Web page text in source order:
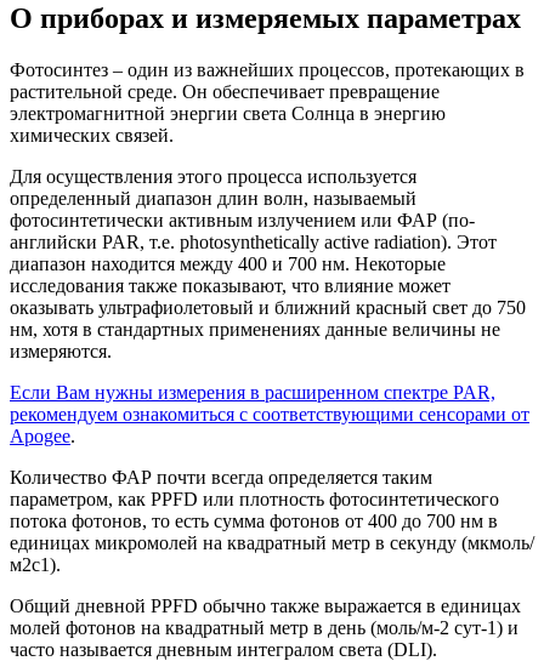
О приборах и измеряемых параметрах
Фотосинтез – один из важнейших процессов, протекающих в
растительной среде. Он обеспечивает превращение
электромагнитной энергии света Солнца в энергию
химических связей.
Для осуществления этого процесса используется
определенный диапазон длин волн, называемый
фотосинтетически активным излучением или ФАР (по-
английски PAR, т.е. photosynthetically active radiation). Этот
диапазон находится между 400 и 700 нм. Некоторые
исследования также показывают, что влияние может
оказывать ультрафиолетовый и ближний красный свет до 750
нм, хотя в стандартных применениях данные величины не
измеряются.
Если Вам нужны измерения в расширенном спектре PAR,
рекомендуем ознакомиться с соответствующими сенсорами от
Apogee.
Количество ФАР почти всегда определяется таким
параметром, как PPFD или плотность фотосинтетического
потока фотонов, то есть сумма фотонов от 400 до 700 нм в
единицах микромолей на квадратный метр в секунду (мкмоль/
м2с1).
Общий дневной PPFD обычно также выражается в единицах
молей фотонов на квадратный метр в день (моль/м-2 сут-1) и
часто называется дневным интегралом света (DLI).